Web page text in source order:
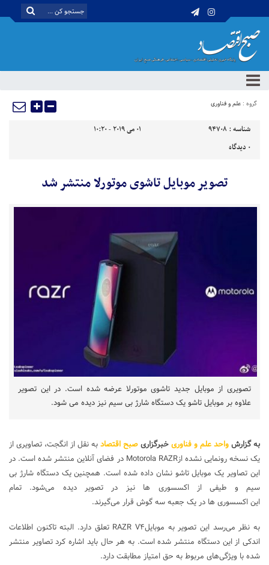
گروه : علم و فناوری
شناسه : 94708
01 می 2019 - 10:20
0 دیدگاه
تصویر موبایل تاشوی موتورلا منتشر شد
تصویری از موبایل جدید تاشوی موتورلا عرضه شده است. در این تصویر
علاوه بر موبایل تاشو یک دستگاه شارژ بی سیم نیز دیده می شود.
به گزارشواحد علم و فناوریخبرگزاریصبح اقتصادبه نقل از انگجت، تصاویری از
یک نسخه رونمایی نشده ازMotorola RAZR در فضای آنلاین منتشر شده است. در
این تصاویر یک موبایل تاشو نشان داده شده است. همچنین یک دستگاه شارژ بی
سیم و طیفی از اکسسوری ها نیز در تصویر دیده می‌شود. تمام
این اکسسوری ها در یک جعبه سه گوش قرار می‌گیرند.
به نظر می‌رسد این تصویر به موبایلRAZR V۴ تعلق دارد. البته تاکنون اطلاعات
اندکی از این دستگاه منتشر شده است. به هر حال باید اشاره کرد تصاویر منتشر
شده با ویژگی‌های مربوط به حق امتیاز مطابقت دارد.